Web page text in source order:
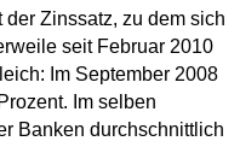
Zinssatz, zu dem sich
seit Februar 2010
Im September 2008
Im selben
Banken durchschnittlich